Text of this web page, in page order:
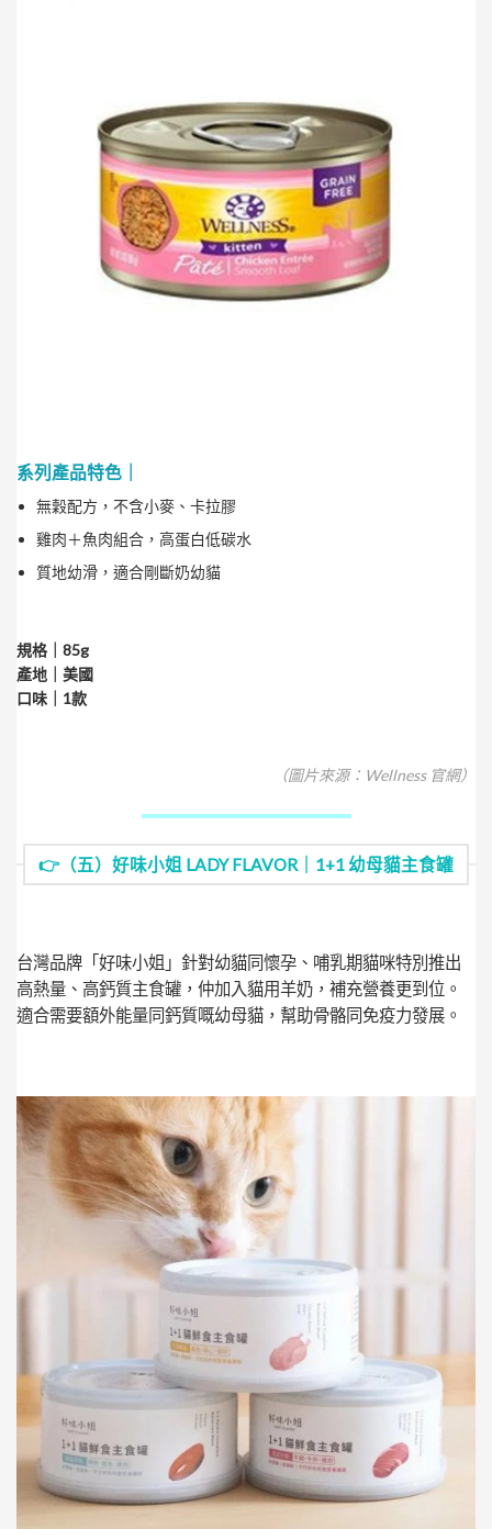
系列產品特色｜
無穀配方，不含小麥、卡拉膠
雞肉＋魚肉組合，高蛋白低碳水
質地幼滑，適合剛斷奶幼貓
規格｜85g
產地｜美國
口味｜1款
（圖片來源：Wellness 官網）
👉（五）好味小姐 LADY FLAVOR｜1+1 幼母貓主食罐
台灣品牌「好味小姐」針對幼貓同懷孕、哺乳期貓咪特別推出
高熱量、高鈣質主食罐，仲加入貓用羊奶，補充營養更到位。
適合需要額外能量同鈣質嘅幼母貓，幫助骨骼同免疫力發展。